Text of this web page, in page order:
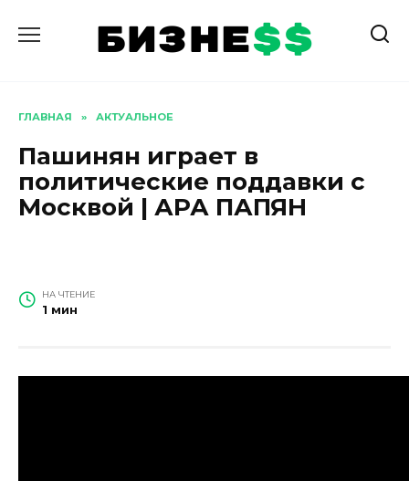
содержанию
ГЛАВНАЯ » АКТУАЛЬНОЕ
Пашинян играет в
политические поддавки с
Москвой | АРА ПАПЯН
НА ЧТЕНИЕ
1 мин